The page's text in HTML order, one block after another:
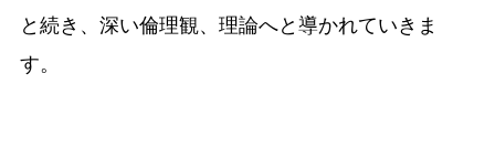
と続き、深い倫理観、理論へと導かれていきま
す。